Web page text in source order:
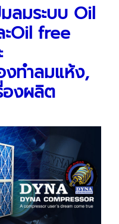
ลมระบบ Oil
Oil free
งทำลมแห้ง,
องผลิต